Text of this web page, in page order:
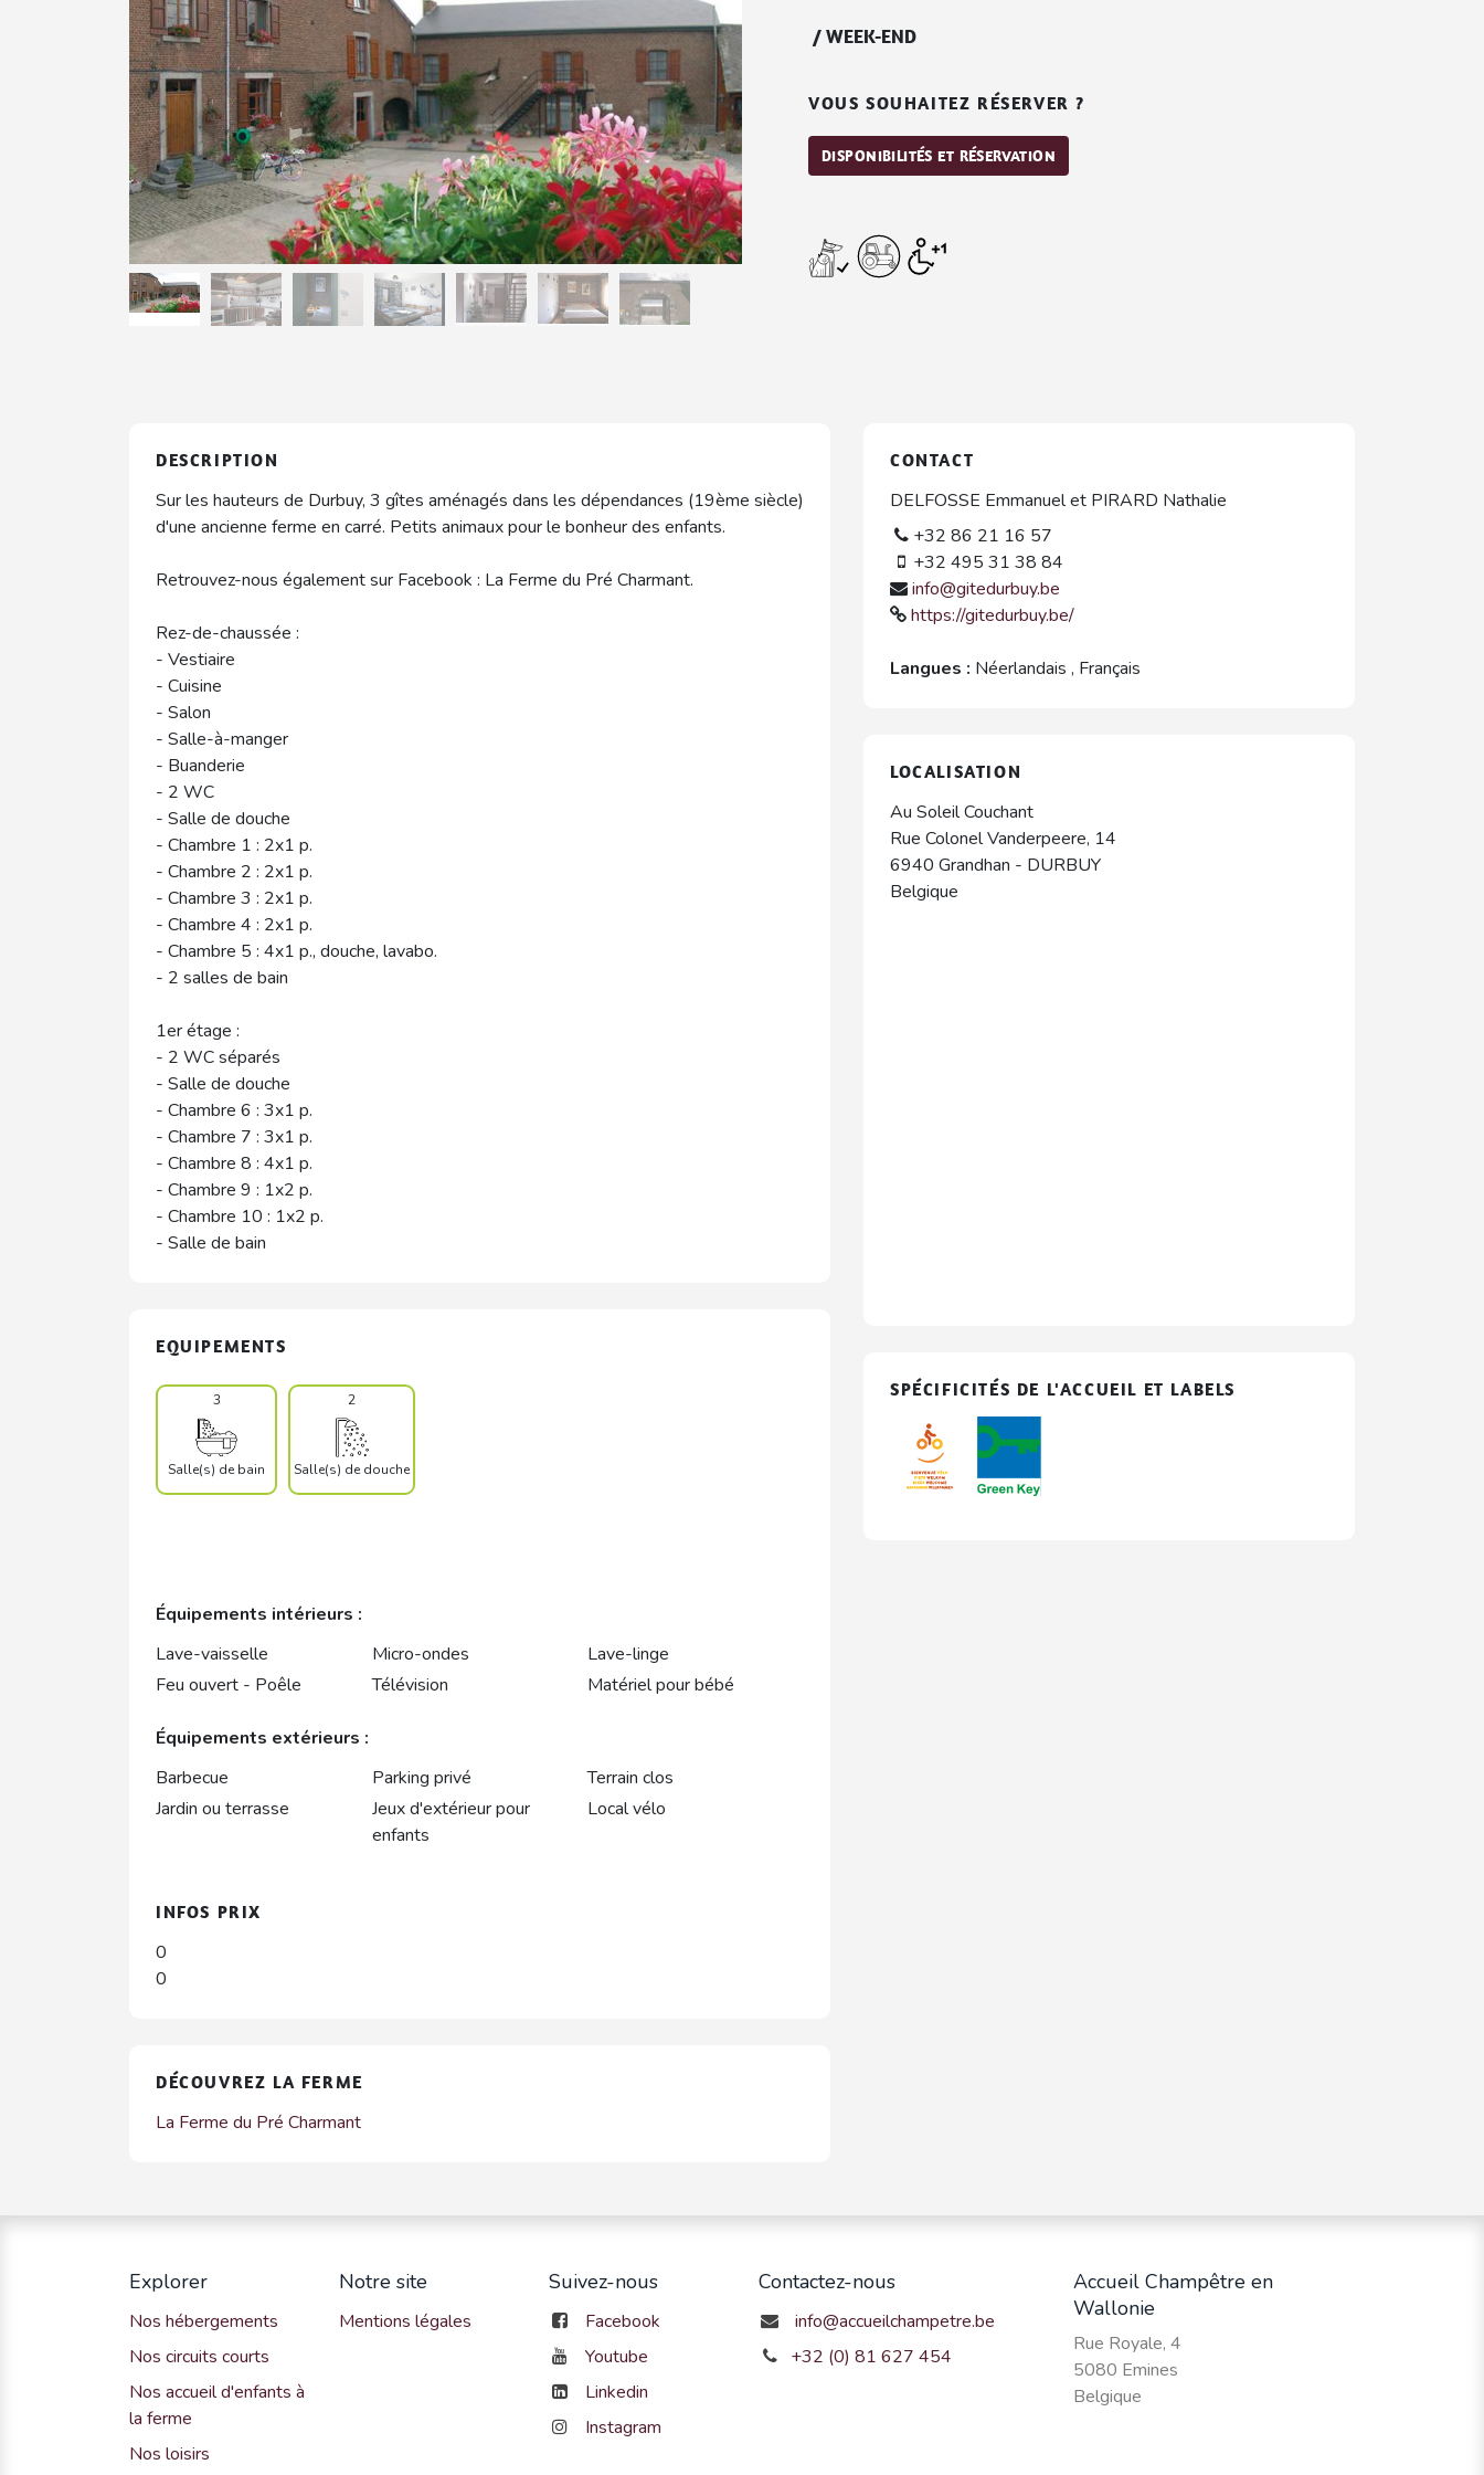
/WEEK-END
VOUS SOUHAITEZ RÉSERVER ?
DISPONIBILITÉS ET RÉSERVATION
DESCRIPTION
Sur les hauteurs de Durbuy, 3 gîtes aménagés dans les dépendances (19ème siècle)
d'une ancienne ferme en carré. Petits animaux pour le bonheur des enfants.
Retrouvez-nous également sur Facebook : La Ferme du Pré Charmant.
Rez-de-chaussée :
- Vestiaire
- Cuisine
- Salon
- Salle-à-manger
- Buanderie
- 2 WC
- Salle de douche
- Chambre 1 : 2x1 p.
- Chambre 2 : 2x1 p.
- Chambre 3 : 2x1 p.
- Chambre 4 : 2x1 p.
- Chambre 5 : 4x1 p., douche, lavabo.
- 2 salles de bain
1er étage :
- 2 WC séparés
- Salle de douche
- Chambre 6 : 3x1 p.
- Chambre 7 : 3x1 p.
- Chambre 8 : 4x1 p.
- Chambre 9 : 1x2 p.
- Chambre 10 : 1x2 p.
- Salle de bain
EQUIPEMENTS
3
Salle(s) de bain
2
Salle(s) de douche
Équipements intérieurs :
Lave-vaisselle
Micro-ondes
Lave-linge
Feu ouvert - Poêle
Télévision Matériel pour bébé
Équipements extérieurs :
Barbecue
Parking privé
Terrain clos
Jardin ou terrasse
Jeux d'extérieur pour
enfants
Local vélo
INFOS PRIX
0
0
DÉCOUVREZ LA FERME
La Ferme du Pré Charmant
CONTACT
DELFOSSE Emmanuel et PIRARD Nathalie
+32 86 21 16 57
+32 495 31 38 84
info@gitedurbuy.be
https://gitedurbuy.be/
Langues : Néerlandais , Français
LOCALISATION
Au Soleil Couchant
Rue Colonel Vanderpeere, 14
6940 Grandhan - DURBUY
Belgique
SPÉCIFICITÉS DE L'ACCUEIL ET LABELS
Explorer
Nos hébergements
Nos circuits courts
Nos accueil d'enfants à
la ferme
Nos loisirs
Notre site
Mentions légales
Suivez-nous
Facebook
Youtube
Linkedin
Instagram
Contactez-nous
info@accueilchampetre.be
+32 (0) 81 627 454
Accueil Champêtre en
Wallonie
Rue Royale, 4
5080 Emines
Belgique